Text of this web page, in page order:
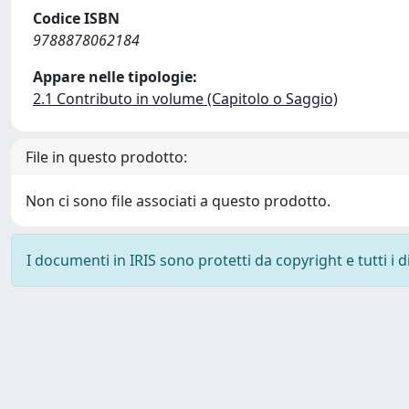
Codice ISBN
9788878062184
Appare nelle tipologie:
2.1 Contributo in volume (Capitolo o Saggio)
File in questo prodotto:
Non ci sono file associati a questo prodotto.
I documenti in IRIS sono protetti da copyright e tutti i